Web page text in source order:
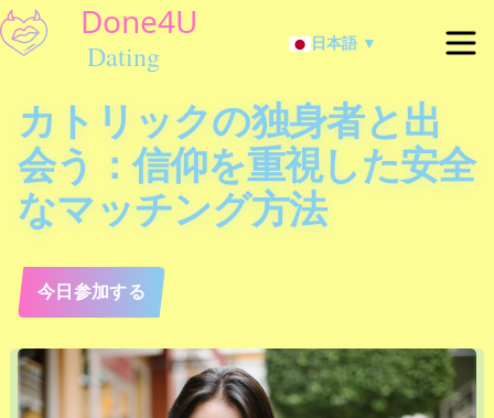
日本語 ▼
カトリックの独身者と出
会う：信仰を重視した安全
なマッチング方法
今日参加する